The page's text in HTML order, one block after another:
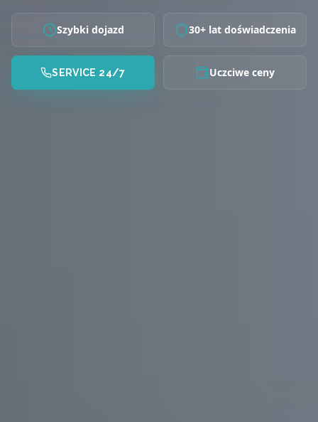
Szybki dojazd 30+ lat doświadczenia
SERVICE 24/7 Uczciwe ceny